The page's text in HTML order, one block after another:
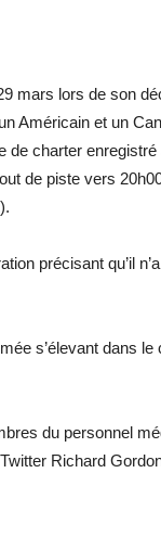
mars lors de son
Américain et un
de charter
de piste vers
précisant qu’il
s’élevant dans
du personnel
Richard